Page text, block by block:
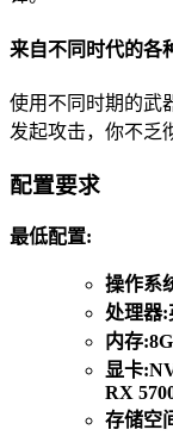
来自不同时代的各
使用不同时期的武
发起攻击，你不乏
配置要求
最低配置:
操作系
处理器:
内存
显卡
RX
存储空